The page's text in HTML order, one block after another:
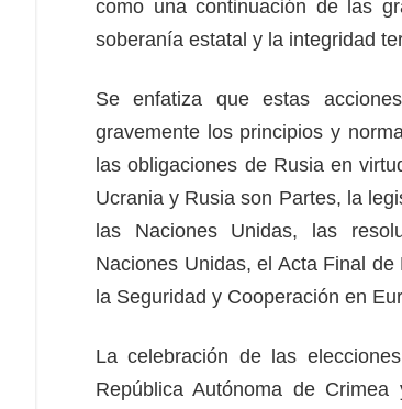
como una continuación de las
soberanía estatal y la integridad
Se enfatiza que estas
gravemente los principios y
las obligaciones de Rusia en
Ucrania y Rusia son Partes, la
las Naciones Unidas, las
Naciones Unidas, el Acta Final
la Seguridad y Cooperación en
La celebración de las
República Autónoma de